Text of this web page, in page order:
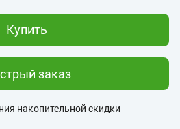
Купить
заказ
накопительной скидки